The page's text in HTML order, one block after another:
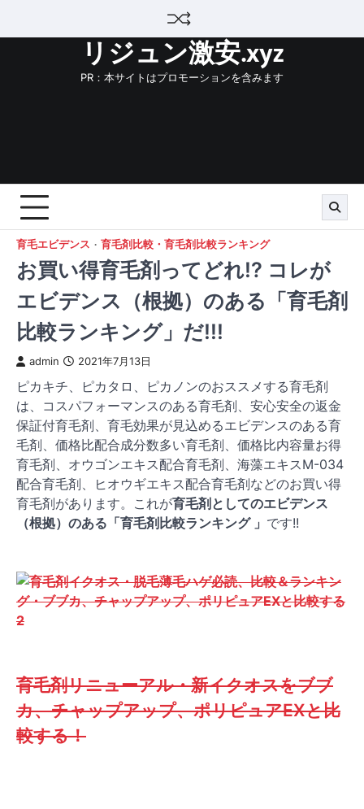
リジュン激安.xyz
PR：本サイトはプロモーションを含みます
育毛エビデンス 育毛剤比較・育毛剤比較ランキング
お買い得育毛剤ってどれ!? コレが
エビデンス（根拠）のある「育毛剤
比較ランキング」だ!!!
admin 2021年7月13日
ピカキチ、ピカタロ、ピカノンのおススメする育毛剤
は、コスパフォーマンスのある育毛剤、安心安全の返金
保証付育毛剤、育毛効果が見込めるエビデンスのある育
毛剤、価格比配合成分数多い育毛剤、価格比内容量お得
育毛剤、オウゴンエキス配合育毛剤、海藻エキスM-034
配合育毛剤、ヒオウギエキス配合育毛剤などのお買い得
育毛剤があります。これが育毛剤としてのエビデンス
（根拠）のある「育毛剤比較ランキング 」 です!!
育毛剤リニューアル・新イクオスをブブ
カ、チャップアップ、ポリピュアEXと比
較する！